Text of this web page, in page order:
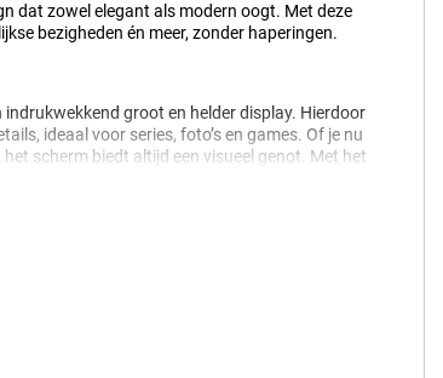
dat zowel elegant als modern oogt. Met deze
bezigheden én meer, zonder haperingen.
indrukwekkend groot en helder display. Hierdoor
ideaal voor series, foto’s en games. Of je nu
scherm biedt altijd een visueel genot. Met het
opladen. Ook ondersteunt deze smartphone snel